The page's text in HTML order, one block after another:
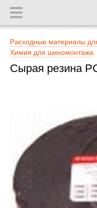
Расходные материалы
Химия для шиномонтажа
Сырая резина